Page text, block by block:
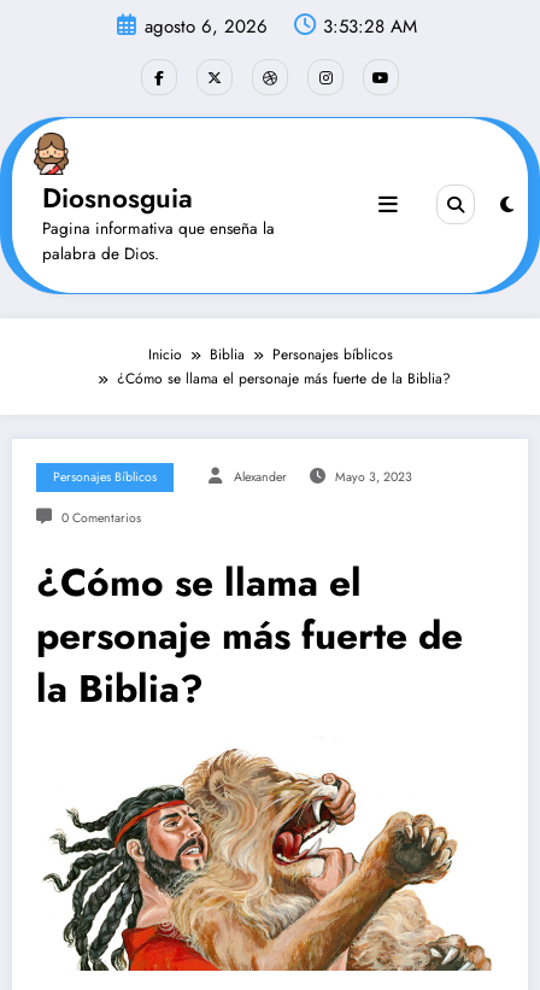
agosto 6, 2026 3:53:29 AM
Diosnosguia
Pagina informativa que enseña la
palabra de Dios.
Inicio Biblia
Personajes bíblicos
¿Cómo se llama el personaje más fuerte de la Biblia?
Personajes Bíblicos Alexander Mayo 3, 2023
0 Comentarios
¿Cómo se llama el
personaje más fuerte de
la Biblia?